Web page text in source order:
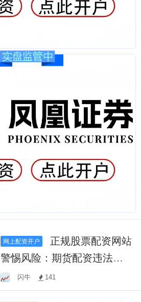
网上配资开户
警惕风险：期货配资违法行
为揭秘，投资者需谨慎避
坑！
闪牛 141